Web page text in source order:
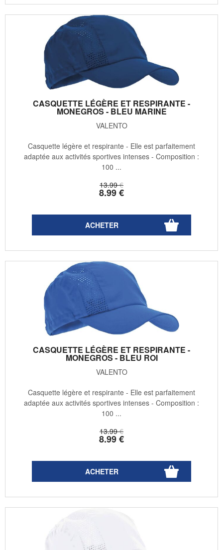
CASQUETTE LÉGÈRE ET RESPIRANTE -
MONEGROS - BLEU MARINE
VALENTO
13.99 €
8.99€
Casquette légère et respirante - Elle est parfaitement
adaptée aux activités sportives intenses - Composition :
100 ...
CASQUETTE LÉGÈRE ET RESPIRANTE -
MONEGROS - BLEU ROI
VALENTO
13.99 €
8.99€
Casquette légère et respirante - Elle est parfaitement
adaptée aux activités sportives intenses - Composition :
100 ...